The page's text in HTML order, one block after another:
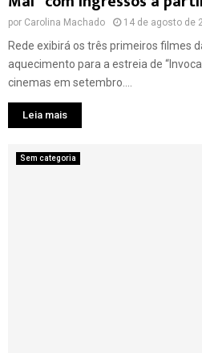
por Carolina Machado 14 de agosto de
Rede exibirá os três primeiros filmes
aquecimento para a estreia de
cinemas em setembro....
Leia mais
Sem categoria